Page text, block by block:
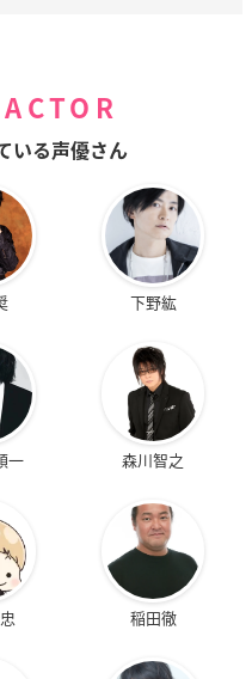
いる声優さん
下野紘
一 森川智之
稲田徹